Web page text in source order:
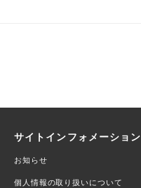
サイトインフォメーション
お知らせ
個人情報の取り扱いについて